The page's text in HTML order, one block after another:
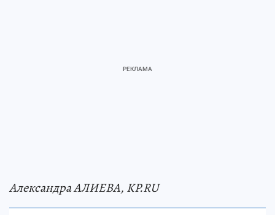
Александра АЛИЕВА, KP.RU